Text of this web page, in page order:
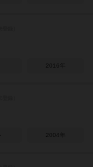
2016年
2004年